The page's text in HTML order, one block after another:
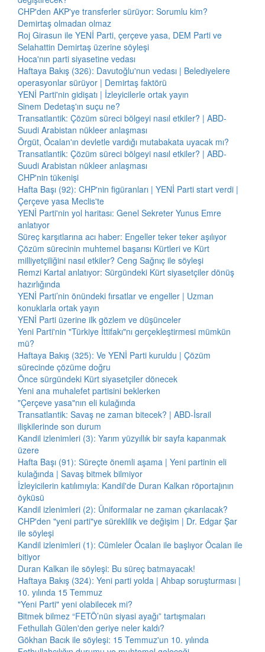
CHP'den AKP'ye transferler sürüyor: Sorumlu kim?
Demirtaş olmadan olmaz
Roj Girasun ile YENİ Parti, çerçeve yasa, DEM Parti ve
Selahattin Demirtaş üzerine söyleşi
Hoca'nın parti siyasetine vedası
Haftaya Bakış (326): Davutoğlu'nun vedası | Belediyelere
operasyonlar sürüyor | Demirtaş faktörü
YENİ Parti'nin gidişatı | İzleyicilerle ortak yayın
Sinem Dedetaş'ın suçu ne?
Transatlantik: Çözüm süreci bölgeyi nasıl etkiler? | ABD-
Suudi Arabistan nükleer anlaşması
Örgüt, Öcalan'ın devletle vardığı mutabakata uyacak mı?
Transatlantik: Çözüm süreci bölgeyi nasıl etkiler? | ABD-
Suudi Arabistan nükleer anlaşması
CHP'nin tükenişi
Hafta Başı (92): CHP'nin figüranları | YENİ Parti start verdi |
Çerçeve yasa Meclis'te
YENİ Parti'nin yol haritası: Genel Sekreter Yunus Emre
anlatıyor
Süreç karşıtlarına acı haber: Engeller teker teker aşılıyor
Çözüm sürecinin muhtemel başarısı Kürtleri ve Kürt
milliyetçiliğini nasıl etkiler? Ceng Sağnıç ile söyleşi
Remzi Kartal anlatıyor: Sürgündeki Kürt siyasetçiler dönüş
hazırlığında
YENİ Parti’nin önündeki fırsatlar ve engeller | Uzman
konuklarla ortak yayın
YENİ Parti üzerine ilk gözlem ve düşünceler
Yeni Parti'nin "Türkiye İttifakı"nı gerçekleştirmesi mümkün
mü?
Haftaya Bakış (325): Ve YENİ Parti kuruldu | Çözüm
sürecinde çözüme doğru
Önce sürgündeki Kürt siyasetçiler dönecek
Yeni ana muhalefet partisini beklerken
"Çerçeve yasa"nın eli kulağında
Transatlantik: Savaş ne zaman bitecek? | ABD-İsrail
ilişkilerinde son durum
Kandil izlenimleri (3): Yarım yüzyıllık bir sayfa kapanmak
üzere
Hafta Başı (91): Süreçte önemli aşama | Yeni partinin eli
kulağında | Savaş bitmek bilmiyor
İzleyicilerin katılımıyla: Kandil'de Duran Kalkan röportajının
öyküsü
Kandil izlenimleri (2): Üniformalar ne zaman çıkarılacak?
CHP'den "yeni parti"ye süreklilik ve değişim | Dr. Edgar Şar
ile söyleşi
Kandil izlenimleri (1): Cümleler Öcalan ile başlıyor Öcalan ile
bitiyor
Duran Kalkan ile söyleşi: Bu süreç batmayacak!
Haftaya Bakış (324): Yeni parti yolda | Ahbap soruşturması |
10. yılında 15 Temmuz
"Yeni Parti" yeni olabilecek mi?
Bitmek bilmez “FETÖ’nün siyasi ayağı” tartışmaları
Fethullah Gülen'den geriye neler kaldı?
Gökhan Bacık ile söyleşi: 15 Temmuz'un 10. yılında